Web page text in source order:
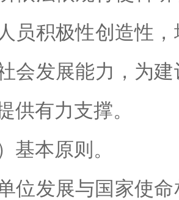
员积极性创造性
会发展能力，为
供有力支撑。
本原则。
发展与国家使命